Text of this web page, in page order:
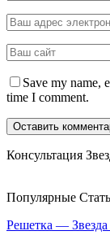
Save my name,
time I comment.
Консультация
Популярные
Решетка —